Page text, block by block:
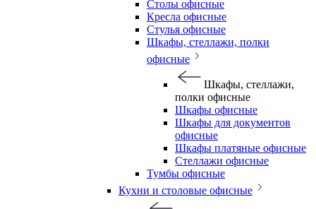
Столы офисные
Кресла офисные
Стулья офисные
Шкафы, стеллажи, полки
офисные
Шкафы, стеллажи,
полки офисные
Шкафы офисные
Шкафы для документов
офисные
Шкафы платяные офисные
Стеллажи офисные
Тумбы офисные
Кухни и столовые офисные